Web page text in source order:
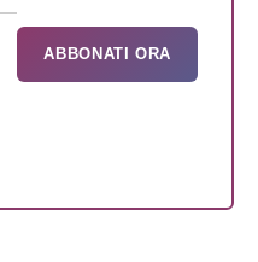
ABBONATI ORA